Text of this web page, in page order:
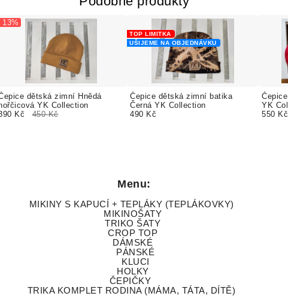
dětská zimní Hnědá
hořčicová YK Collection
13%
Kč 450 Kč
Čepice dětská zimní batika
Černá YK Collection
TOP LIMITKA
UŠIJEME NA OBJEDNÁVKU
490 Kč
YK
550 Kč
Menu:
MIKINY S KAPUCÍ + TEPLÁKY (TEPLÁKOVKY)
MIKINOŠATY
TRIKO ŠATY
CROP TOP
DÁMSKÉ
PÁNSKÉ
KLUCI
HOLKY
ČEPIČKY
TRIKA KOMPLET RODINA (MÁMA, TÁTA, DÍTĚ)